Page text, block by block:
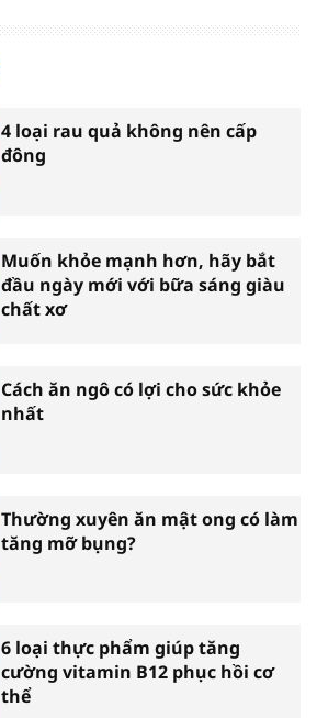
4 loại rau quả không nên cấp
đông
Muốn khỏe mạnh hơn, hãy bắt
đầu ngày mới với bữa sáng giàu
chất xơ
Cách ăn ngô có lợi cho sức khỏe
nhất
Thường xuyên ăn mật ong có làm
tăng mỡ bụng?
6 loại thực phẩm giúp tăng
cường vitamin B12 phục hồi cơ
thể